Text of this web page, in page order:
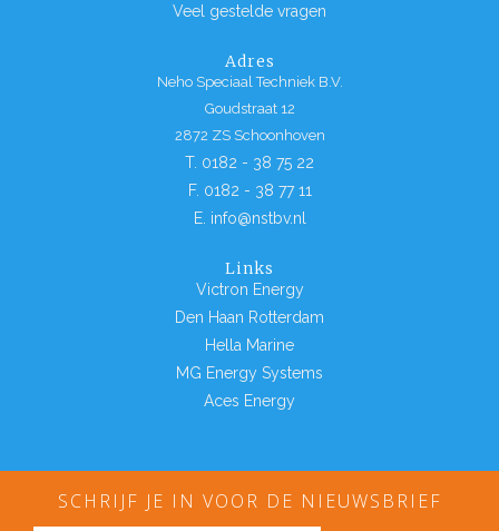
Veel gestelde vragen
Adres
Neho Speciaal Techniek B.V.
Goudstraat 12
2872 ZS Schoonhoven
T. 0182 - 38 75 22
F. 0182 - 38 77 11
E. info@nstbv.nl
Links
Victron Energy
Den Haan Rotterdam
Hella Marine
MG Energy Systems
Aces Energy
SCHRIJF JE IN VOOR DE NIEUWSBRIEF